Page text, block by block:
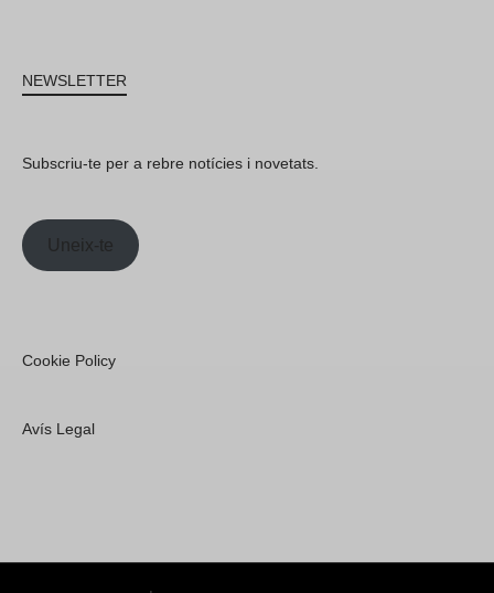
NEWSLETTER
Subscriu-te per a rebre notícies i novetats.
Uneix-te
Cookie Policy
Avís Legal